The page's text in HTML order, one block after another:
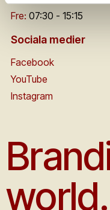
Fre: 07:30 - 15:15
Sociala medier
Facebook
YouTube
Instagram
world.